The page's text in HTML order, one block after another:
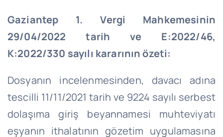
Gaziantep 1. Vergi Mahkemesinin
29/04/2022 tarih ve E:2022/46,
K:2022/330 sayılı kararının özeti:
Dosyanın incelenmesinden, davacı adına
tescilli 11/11/2021 tarih ve 9224 sayılı serbest
dolaşıma giriş beyannamesi muhteviyatı
eşyanın ithalatının gözetim uygulamasına